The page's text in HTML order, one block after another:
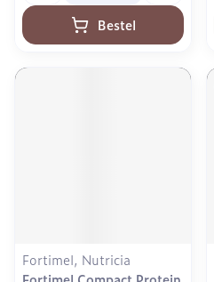
Bestel
Fortimel, Nutricia